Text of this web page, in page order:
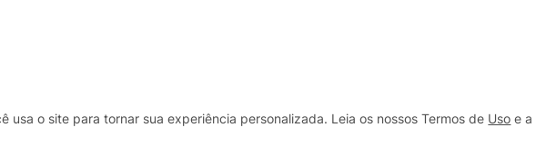
usa o site para tornar sua experiência personalizada. Leia os nossos Termos de Uso e a